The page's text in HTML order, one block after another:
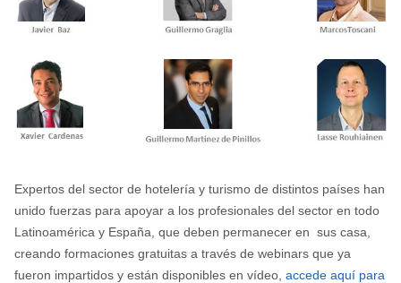
Expertos del sector de hotelería y turismo de distintos países han
unido fuerzas para apoyar a los profesionales del sector en todo
Latinoamérica y España, que deben permanecer en sus casa,
creando formaciones gratuitas a través de webinars que ya
fueron impartidos y están disponibles en vídeo, accede aquí para